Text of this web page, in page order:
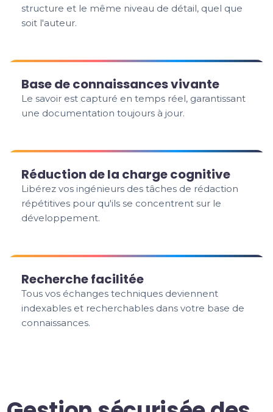
structure et le même niveau de détail, quel que
soit l'auteur.
Base de connaissances vivante
Le savoir est capturé en temps réel, garantissant
une documentation toujours à jour.
Réduction de la charge cognitive
Libérez vos ingénieurs des tâches de rédaction
répétitives pour qu'ils se concentrent sur le
développement.
Recherche facilitée
Tous vos échanges techniques deviennent
indexables et recherchables dans votre base de
connaissances.